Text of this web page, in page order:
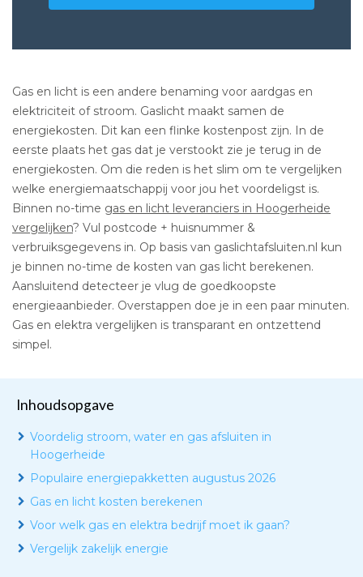
Gas en licht is een andere benaming voor aardgas en
elektriciteit of stroom. Gaslicht maakt samen de
energiekosten. Dit kan een flinke kostenpost zijn. In de
eerste plaats het gas dat je verstookt zie je terug in de
energiekosten. Om die reden is het slim om te vergelijken
welke energiemaatschappij voor jou het voordeligst is.
Binnen no-time gas en licht leveranciers in Hoogerheide
vergelijken? Vul postcode + huisnummer &
verbruiksgegevens in. Op basis van gaslichtafsluiten.nl kun
je binnen no-time de kosten van gas licht berekenen.
Aansluitend detecteer je vlug de goedkoopste
energieaanbieder. Overstappen doe je in een paar minuten.
Gas en elektra vergelijken is transparant en ontzettend
simpel.
Inhoudsopgave
Voordelig stroom, water en gas afsluiten in
Hoogerheide
Populaire energiepakketten augustus 2026
Gas en licht kosten berekenen
Voor welk gas en elektra bedrijf moet ik gaan?
Vergelijk zakelijk energie